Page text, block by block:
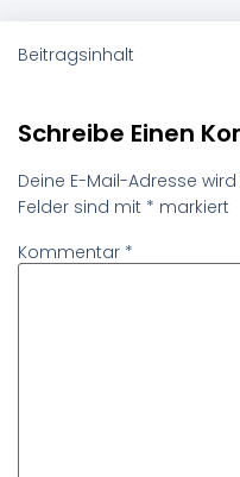
Beitragsinhalt
Schreibe Einen
Deine E-Mail-Adresse
Felder sind mit * markiert
Kommentar *